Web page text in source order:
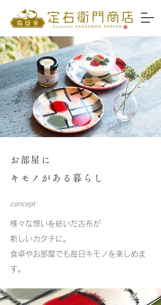
お部屋に
キモノがある暮らし
concept
様々な想いを紡いだ古布が
新しいカタチに。
​食卓やお部屋でも毎日キモノを楽しめま
す。